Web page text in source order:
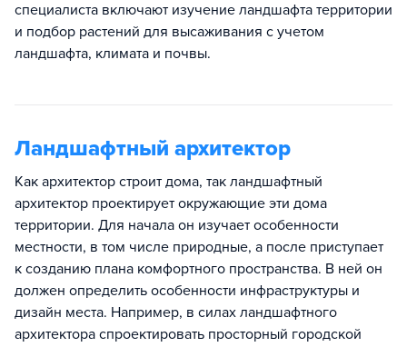
специалиста включают изучение ландшафта территории
и подбор растений для высаживания с учетом
ландшафта, климата и почвы.
Ландшафтный архитектор
Как архитектор строит дома, так ландшафтный
архитектор проектирует окружающие эти дома
территории. Для начала он изучает особенности
местности, в том числе природные, а после приступает
к созданию плана комфортного пространства. В ней он
должен определить особенности инфраструктуры и
дизайн места. Например, в силах ландшафтного
архитектора спроектировать просторный городской